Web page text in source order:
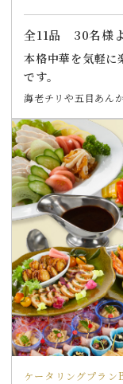
全11品 30名様
本格中華を気軽に
です。
海老チリや五目あん
た。 大人数の懇親会
ケータリングプラン